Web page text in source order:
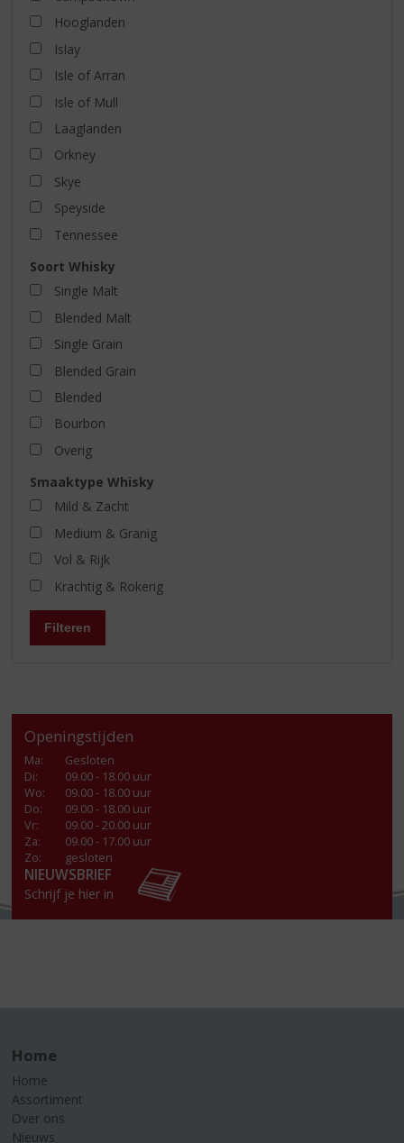
Hooglanden
Islay
Isle of Arran
Isle of Mull
Laaglanden
Orkney
Skye
Speyside
Tennessee
Soort Whisky
Single Malt
Blended Malt
Single Grain
Blended Grain
Blended
Bourbon
Overig
Smaaktype Whisky
Mild & Zacht
Medium & Granig
Vol & Rijk
Krachtig & Rokerig
Filteren
Openingstijden
Ma:
Gesloten
Di:
09.00 - 18.00 uur
Wo:
09.00 - 18.00 uur
Do:
09.00 - 18.00 uur
Vr:
09.00 - 20.00 uur
Za:
09.00 - 17.00 uur
Zo:
gesloten
NIEUWSBRIEF
Schrijf je hier in
Home
Home
Assortiment
Over ons
Nieuws